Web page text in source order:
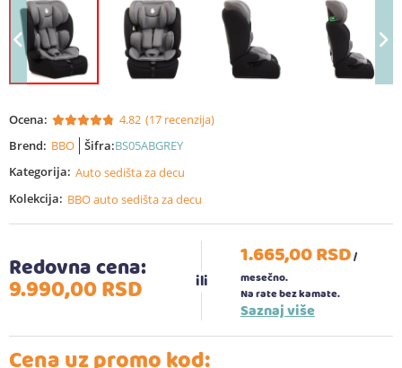
Ocena: 4.82 (17 recenzija)
Brend: BBO Šifra:BS05ABGREY
Kategorija: Auto sedišta za decu
Kolekcija: BBO auto sedišta za decu
Redovna cena:
9.990,00RSD
1.665,00RSD/
mesečno.
Na rate bez kamate.
Saznaj više